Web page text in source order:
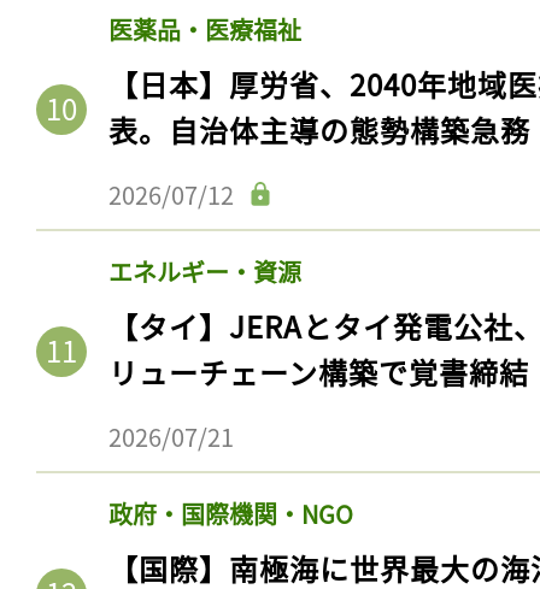
医薬品・医療福祉
【日本】厚労省、2040年地域
表。自治体主導の態勢構築急務
2026/07/12
エネルギー・資源
【タイ】JERAとタイ発電公社
リューチェーン構築で覚書締結
2026/07/21
政府・国際機関・NGO
【国際】南極海に世界最大の